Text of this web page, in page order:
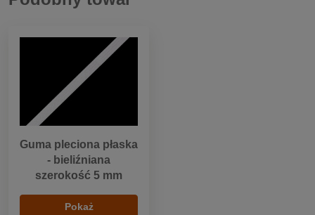
Guma pleciona płaska
- bieliźniana
szerokość 5 mm
Pokaż